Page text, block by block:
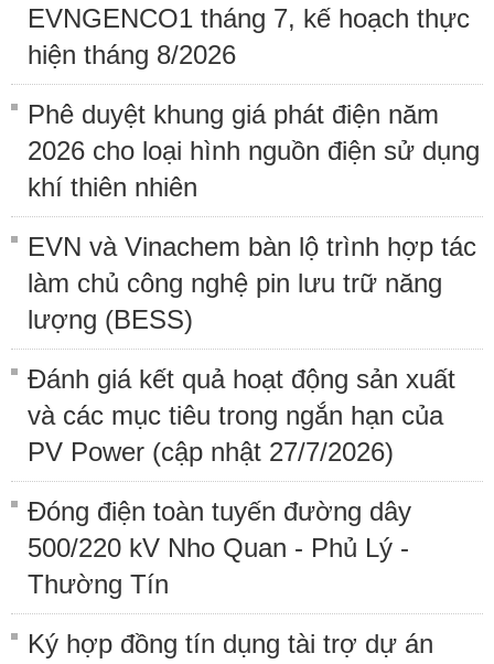
EVNGENCO1 tháng 7, kế hoạch thực
hiện tháng 8/2026
Phê duyệt khung giá phát điện năm
2026 cho loại hình nguồn điện sử dụng
khí thiên nhiên
EVN và Vinachem bàn lộ trình hợp tác
làm chủ công nghệ pin lưu trữ năng
lượng (BESS)
Đánh giá kết quả hoạt động sản xuất
và các mục tiêu trong ngắn hạn của
PV Power (cập nhật 27/7/2026)
Đóng điện toàn tuyến đường dây
500/220 kV Nho Quan - Phủ Lý -
Thường Tín
Ký hợp đồng tín dụng tài trợ dự án